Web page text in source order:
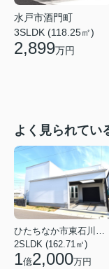
水戸市酒門町
3SLDK (118.25㎡)
2,899万円
よく見られてい
2SLDK (162.71㎡)
1億2,000万円